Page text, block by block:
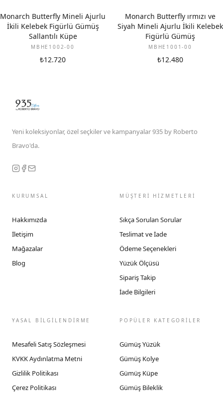
Monarch Butterfly Mineli Ajurlu
İkili Kelebek Figürlü Gümüş
Sallantılı Küpe
MBHE1002-00
₺12.720
Monarch Butterfly ırmızı ve
Siyah Mineli Ajurlu İkili Kelebek
Figürlü Gümüş
MBHE1001-00
₺12.480
Yeni koleksiyonlar, özel seçkiler ve kampanyalar 935 by Roberto
Bravo'da.
KURUMSAL
Hakkımızda
İletişim
Mağazalar
Blog
MÜŞTERİ HİZMETLERİ
Sıkça Sorulan Sorular
Teslimat ve İade
Ödeme Seçenekleri
Yüzük Ölçüsü
Sipariş Takip
İade Bilgileri
YASAL BİLGİLENDİRME
Mesafeli Satış Sözleşmesi
KVKK Aydınlatma Metni
Gizlilik Politikası
Çerez Politikası
POPÜLER KATEGORİLER
Gümüş Yüzük
Gümüş Kolye
Gümüş Küpe
Gümüş Bileklik